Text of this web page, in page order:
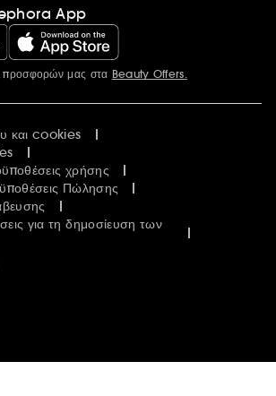
App
προσφορών μας στα Beauty Offers.
και cookies
χρήσης
Πώλησης
για τη δημοσίευση των